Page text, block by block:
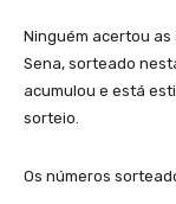
Ninguém acertou
Sena, sorteado
acumulou e está
sorteio.
Os números